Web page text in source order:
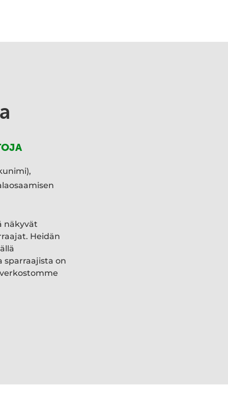
näkyvät
Heidän
sparraajista on